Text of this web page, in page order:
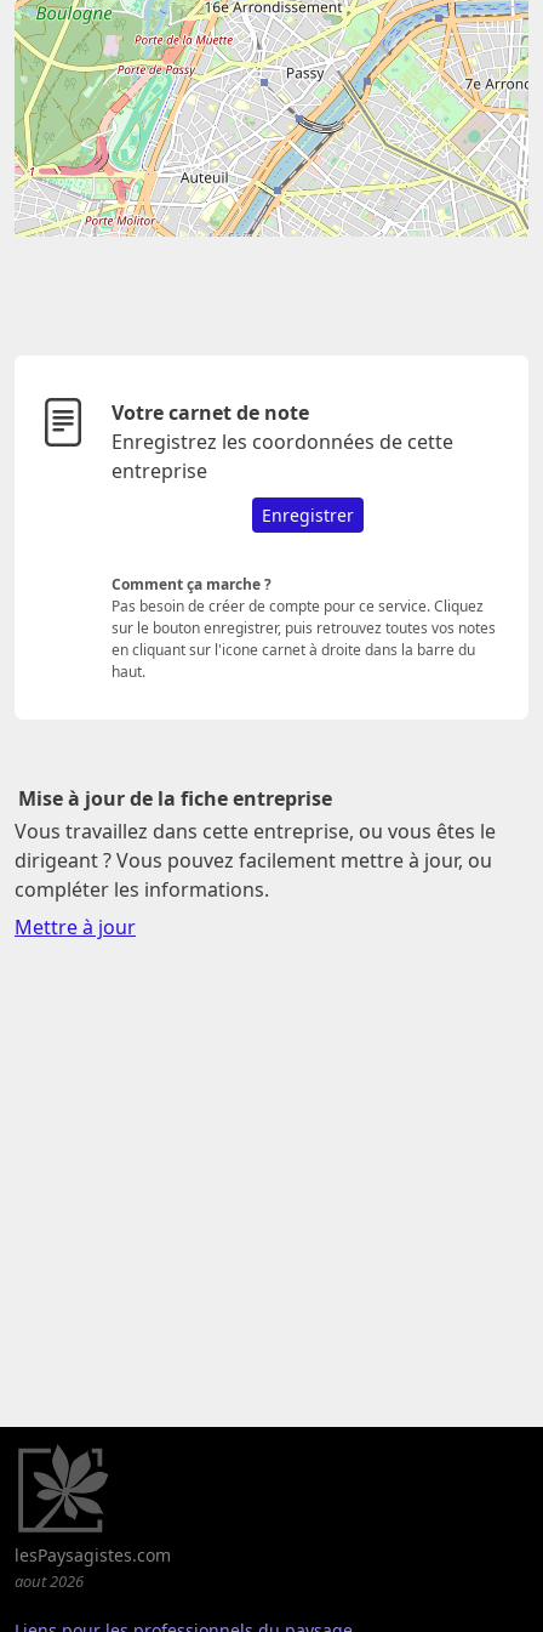
Votre carnet de note
Enregistrez les coordonnées de cette
entreprise
Enregistrer
Comment ça marche ?
Pas besoin de créer de compte pour ce service. Cliquez
sur le bouton enregistrer, puis retrouvez toutes vos notes
en cliquant sur l'icone carnet à droite dans la barre du
haut.
Mise à jour de la fiche entreprise
Vous travaillez dans cette entreprise, ou vous êtes le
dirigeant ? Vous pouvez facilement mettre à jour, ou
compléter les informations.
Mettre à jour
lesPaysagistes.com
aout 2026